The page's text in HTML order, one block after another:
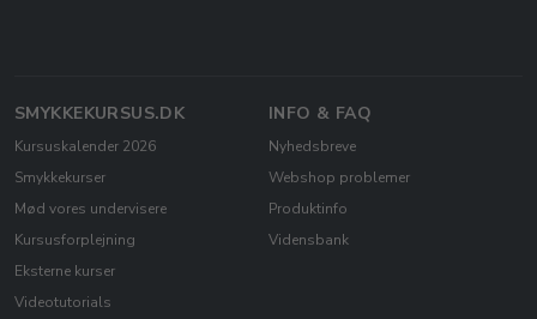
SMYKKEKURSUS.DK
Kursuskalender 2026
Smykkekurser
Mød vores undervisere
Kursusforplejning
Eksterne kurser
Videotutorials
INFO & FAQ
Nyhedsbreve
Webshop problemer
Produktinfo
Vidensbank